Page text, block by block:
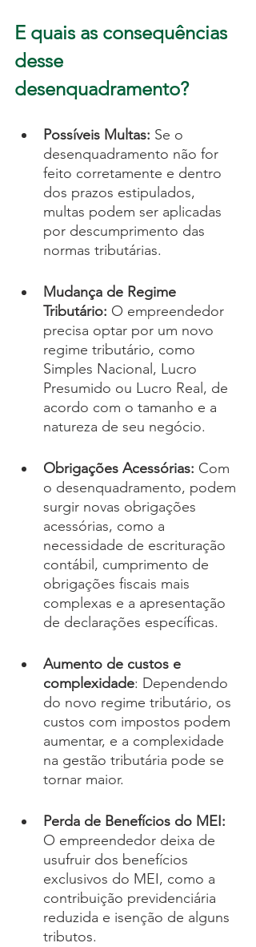
E quais as consequências
desse
desenquadramento?
Possíveis Multas: Se o
desenquadramento não for
feito corretamente e dentro
dos prazos estipulados,
multas podem ser aplicadas
por descumprimento das
normas tributárias.
Mudança de Regime
Tributário: O empreendedor
precisa optar por um novo
regime tributário, como
Simples Nacional, Lucro
Presumido ou Lucro Real, de
acordo com o tamanho e a
natureza de seu negócio.
Obrigações Acessórias: Com
o desenquadramento, podem
surgir novas obrigações
acessórias, como a
necessidade de escrituração
contábil, cumprimento de
obrigações fiscais mais
complexas e a apresentação
de declarações específicas.
Aumento de custos e
complexidade: Dependendo
do novo regime tributário, os
custos com impostos podem
aumentar, e a complexidade
na gestão tributária pode se
tornar maior.
Perda de Benefícios do MEI:
O empreendedor deixa de
usufruir dos benefícios
exclusivos do MEI, como a
contribuição previdenciária
reduzida e isenção de alguns
tributos.